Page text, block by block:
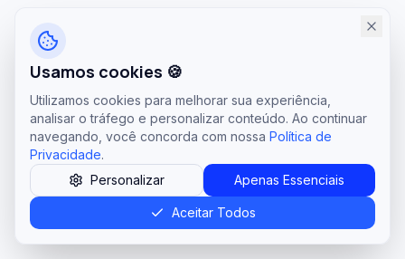
Usamos cookies 🍪
Utilizamos cookies para melhorar sua experiência,
analisar o tráfego e personalizar conteúdo. Ao continuar
navegando, você concorda com nossa Política de
Privacidade.
Personalizar
Apenas Essenciais
Aceitar Todos